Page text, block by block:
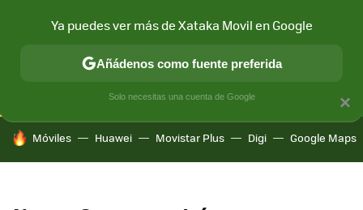
CONECTIVIDAD MÓVIL Y SOCIEDAD APLICACIONES
HOY SE HABLA DE
Móviles Huawei Movistar Plus Digi Google Maps
×
Ya puedes ver más de Xataka Movil en Google
Añádenos como fuente preferida
Solo necesitas una cuenta de Google